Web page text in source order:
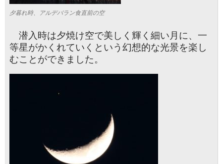
夕暮れ時、アルデバラン食直前の空
潜入時は夕焼け空で美しく輝く細い月に、一
等星がかくれていくという幻想的な光景を楽し
むことができました。